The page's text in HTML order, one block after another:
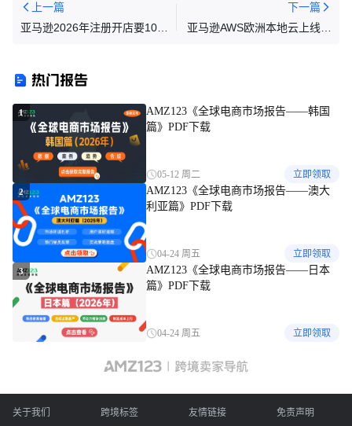
上一篇
亚马逊2026年注册开店要100
下一篇
亚马逊AWS欧洲本地云上线，
热门报告
1
AMZ123《全球电商市场报告——韩国
篇》PDF下载
05-12 周二 立即领取
2
AMZ123《全球电商市场报告——澳大
利亚篇》PDF下载
04-24 周五 立即领取
3
AMZ123《全球电商市场报告——日本
篇》PDF下载
04-24 周五 立即领取
关于我们 跨境标签 友情链接 免责声明